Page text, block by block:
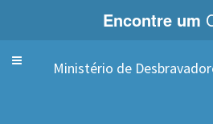
Encontre um
Menu Ministério de